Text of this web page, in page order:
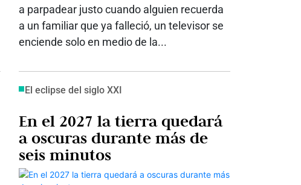
a parpadear justo cuando alguien recuerda
a un familiar que ya falleció, un televisor se
enciende solo en medio de la...
El eclipse del siglo XXI
En el 2027 la tierra quedará
a oscuras durante más de
seis minutos